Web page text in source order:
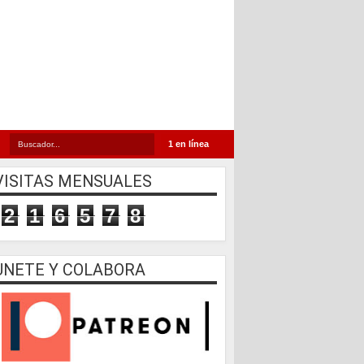
1 en línea
MENSUALES
2 1 6 5 7 8
Y COLABORA